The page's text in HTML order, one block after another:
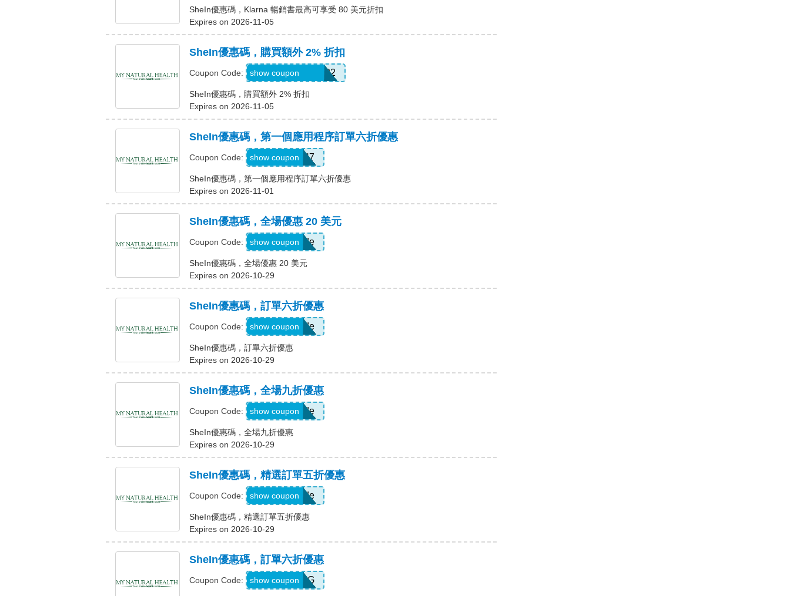
SheIn優惠碼，Klarna 暢銷書最高可享受 80 美元折扣
Expires on 2026-11-05
SheIn優惠碼，購買額外 2% 折扣
Coupon Code: Coriannekotel7582
show coupon
SheIn優惠碼，購買額外 2% 折扣
Expires on 2026-11-05
SheIn優惠碼，第一個應用程序訂單六折優惠
Coupon Code: QTEK4N7
show coupon
SheIn優惠碼，第一個應用程序訂單六折優惠
Expires on 2026-11-01
SheIn優惠碼，全場優惠 20 美元
Coupon Code: Show Code
show coupon
SheIn優惠碼，全場優惠 20 美元
Expires on 2026-10-29
SheIn優惠碼，訂單六折優惠
Coupon Code: Show Code
show coupon
SheIn優惠碼，訂單六折優惠
Expires on 2026-10-29
SheIn優惠碼，全場九折優惠
Coupon Code: Show Code
show coupon
SheIn優惠碼，全場九折優惠
Expires on 2026-10-29
SheIn優惠碼，精選訂單五折優惠
Coupon Code: Show Code
show coupon
SheIn優惠碼，精選訂單五折優惠
Expires on 2026-10-29
SheIn優惠碼，訂單六折優惠
Coupon Code: T5K539G
show coupon